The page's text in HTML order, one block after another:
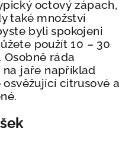
octovýzápach,
také množství
bylispokojeni
použít 10 – 30
Osobně ráda
na jaře například
osvěžující citrusové a